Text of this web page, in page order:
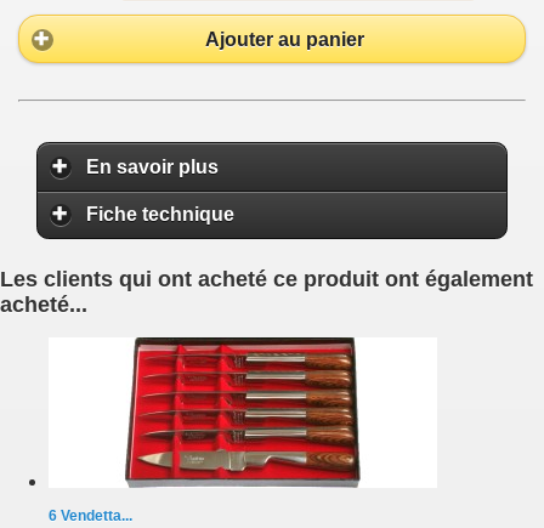
Ajouter au panier
En savoir plus
Fiche technique
Les clients qui ont acheté ce produit ont également
acheté...
6 Vendetta...